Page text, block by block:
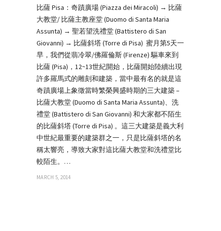
比薩 Pisa：奇蹟廣場 (Piazza dei Miracoli) → 比薩
大教堂/ 比薩主教座堂 (Duomo di Santa Maria
Assunta) → 聖若望洗禮堂 (Battistero di San
Giovanni) → 比薩斜塔 (Torre di Pisa) 蜜月第5天一
早，我們從翡冷翠/佛羅倫斯 (Firenze) 驅車來到
比薩 (Pisa)，12~13世紀開始，比薩開始陸續出現
許多羅馬式的雕刻和建築，當中最有名的就是這
奇蹟廣場上象徵當時繁榮興盛時期的三大建築 –
比薩大教堂 (Duomo di Santa Maria Assunta)、洗
禮堂 (Battistero di San Giovanni) 和大家都不陌生
的比薩斜塔 (Torre di Pisa) 。這三大建築是義大利
中世紀最重要的建築群之一，只是比薩斜塔的名
稱太響亮，導致大家對這比薩大教堂和洗禮堂比
較陌生。…
MARCH 5, 2014